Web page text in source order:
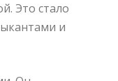
Это стало
и